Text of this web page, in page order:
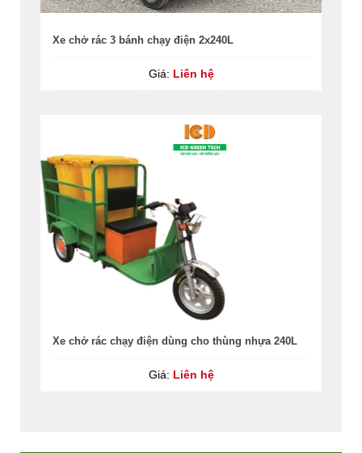
Xe chở rác 3 bánh chạy điện 2x240L
Giá: Liên hệ
Xe chở rác chạy điện dùng cho thùng nhựa 240L
Giá: Liên hệ